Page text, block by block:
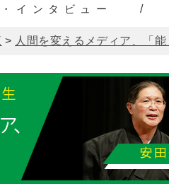
インタビュー
> 人間を変えるメディア、「能